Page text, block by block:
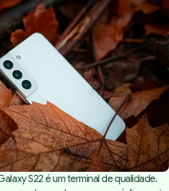
S22 é um terminal de qualidade.